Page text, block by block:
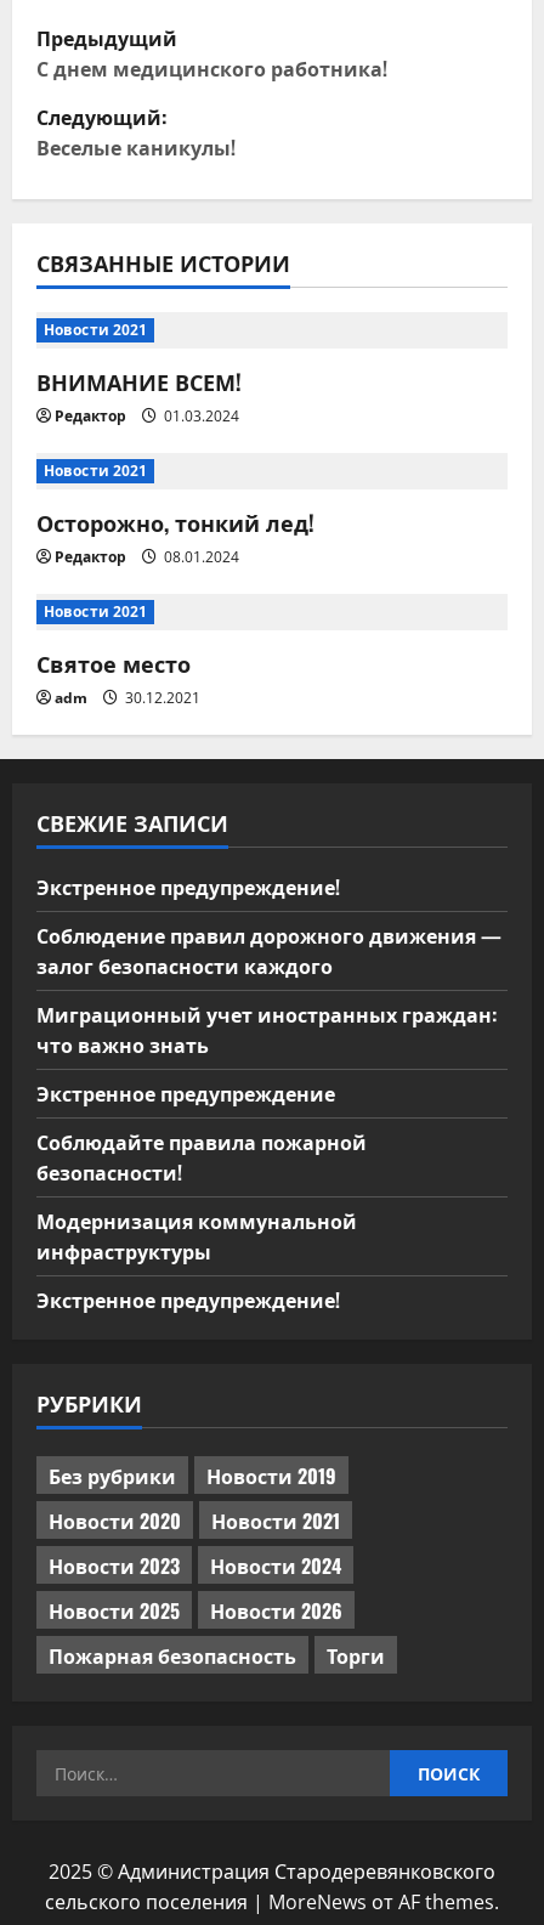
Н
а
в
а
ц
и
я
п
о
з
а
п
и
я
м
Предыдущий
С днем медицинского работника!
Следующий:
Веселые каникулы!
СВЯЗАННЫЕ ИСТОРИИ
Новости 2021
ВНИМАНИЕ ВСЕМ!
Редактор 01.03.2024
Новости 2021
Осторожно, тонкий лед!
Редактор 08.01.2024
Новости 2021
Святое место
adm 30.12.2021
СВЕЖИЕ ЗАПИСИ
Экстренное предупреждение!
Соблюдение правил дорожного движения —
залог безопасности каждого
Миграционный учет иностранных граждан:
что важно знать
Экстренное предупреждение
Соблюдайте правила пожарной
безопасности!
Модернизация коммунальной
инфраструктуры
Экстренное предупреждение!
РУБРИКИ
Без рубрики
Новости 2019
Новости 2020
Новости 2021
Новости 2023
Новости 2024
Новости 2025
Новости 2026
Пожарная безопасность
Торги
Найти:
2025 © Администрация Стародеревянковского
сельского поселения | MoreNews от AF themes.